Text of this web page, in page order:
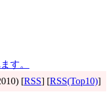
す。
[RSS] [RSS(Top10)]